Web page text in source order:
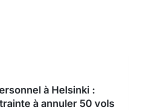
à Helsinki :
à annuler 50 vols